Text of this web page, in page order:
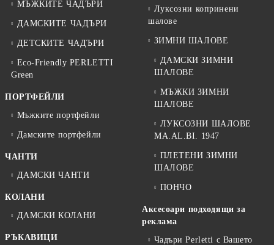
МЪЖКИТЕ ЧАДЪРИ
ДАМСКИТЕ ЧАДЪРИ
ДЕТСКИТЕ ЧАДЪРИ
Eco-Friendly PERLETTI
Green
ПОРТФЕЙЛИ
Мъжките портфейли
Дамските портфейли
ЧАНТИ
ДАМСКИ ЧАНТИ
КОЛАНИ
ДАМСКИ КОЛАНИ
РЪКАВИЦИ
Луксозни копринени
шалове
ЗИМНИ ШАЛОВЕ
ДАМСКИ ЗИМНИ
ШАЛОВЕ
МЪЖКИ ЗИМНИ
ШАЛОВЕ
ЛУКСОЗНИ ШАЛОВЕ
MA.AL.BI. 1947
ПЛЕТЕНИ ЗИМНИ
ШАЛОВЕ
ПОНЧО
Аксесоари подходящи за
реклама
Чадъри Perletti с Вашето